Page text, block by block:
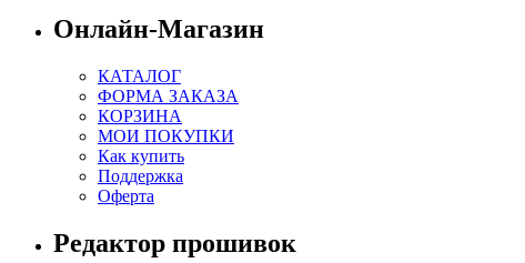
Онлайн-Магазин
КАТАЛОГ
ФОРМА ЗАКАЗА
КОРЗИНА
МОИ ПОКУПКИ
Как купить
Поддержка
Оферта
Редактор прошивок